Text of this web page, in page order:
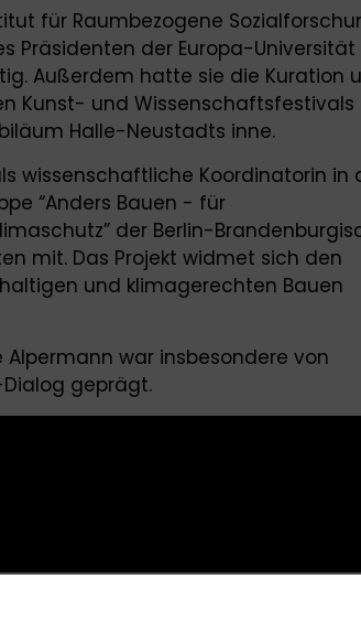
für Raumbezogene
Präsidenten der Europa-Universität
Außerdem hatte sie die Kuration
Kunst- und Wissenschaftsfestivals
Halle-Neustadts inne.
wissenschaftliche Koordinatorin in
“Anders Bauen - für
der Berlin-
mit. Das Projekt widmet sich den
und klimagerechten Bauen
Alpermann war insbesondere von
geprägt.